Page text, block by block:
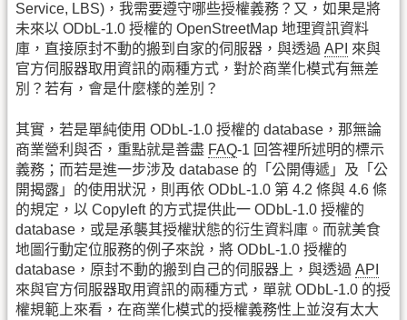
Service, LBS)，我需要遵守哪些授權義務？又，如果是將
未來以 ODbL-1.0 授權的 OpenStreetMap 地理資訊資料
庫，直接原封不動的搬到自家的伺服器，與透過 API 來與
官方伺服器取用資訊的兩種方式，對於商業化模式有無差
別？若有，會是什麼樣的差別？
其實，若是單純使用 ODbL-1.0 授權的 database，那無論
商業營利與否，重點就是善盡 FAQ-1 回答裡所述明的標示
義務；而若是進一步涉及 database 的「公開傳遞」及「公
開揭露」的使用狀況，則再依 ODbL-1.0 第 4.2 條與 4.6 條
的規定，以 Copyleft 的方式提供此一 ODbL-1.0 授權的
database，或是承襲其授權狀態的衍生資料庫。而就美食
地圖行動定位服務的例子來說，將 ODbL-1.0 授權的
database，原封不動的搬到自己的伺服器上，與透過 API
來與官方伺服器取用資訊的兩種方式，單就 ODbL-1.0 的授
權規範上來看，在商業化模式的授權義務性上並沒有太大